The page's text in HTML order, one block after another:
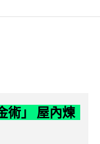
術」 屋內煉